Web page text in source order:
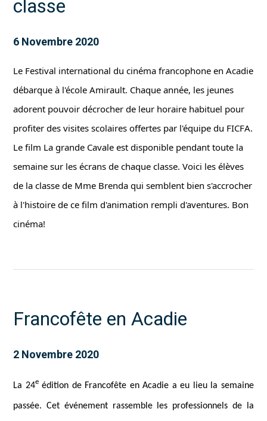
classe
6 Novembre 2020
Le Festival international du cinéma francophone en Acadie
débarque à l'école Amirault. Chaque année, les jeunes
adorent pouvoir décrocher de leur horaire habituel pour
profiter des visites scolaires offertes par l'équipe du FICFA.
Le film La grande Cavale est disponible pendant toute la
semaine sur les écrans de chaque classe. Voici les élèves
de la classe de Mme Brenda qui semblent bien s'accrocher
à l'histoire de ce film d'animation rempli d'aventures. Bon
cinéma!
Francofête en Acadie
2 Novembre 2020
La 24eédition de Francofête en Acadie a eu lieu la semaine
passée. Cet événement rassemble les professionnels de la